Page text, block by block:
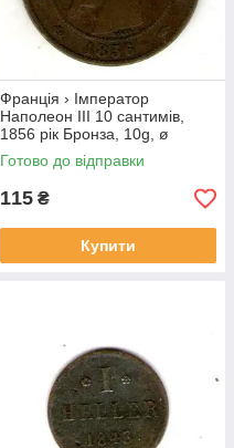
Франція › Імператор
Наполеон III 10 сантимів,
1856 рік Бронза, 10g, ø
30.2mm №4022
Готово до відправки
115 ₴
Купити